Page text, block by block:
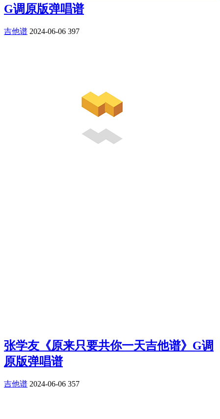
G调原版弹唱谱
吉他谱 2024-06-06 397
张学友《原来只要共你一天吉他谱》G调
原版弹唱谱
吉他谱 2024-06-06 357